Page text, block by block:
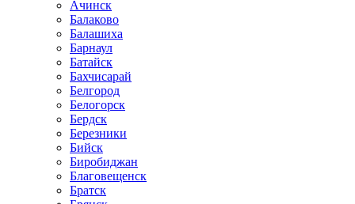
Ачинск
Балаково
Балашиха
Барнаул
Батайск
Бахчисарай
Белгород
Белогорск
Бердск
Березники
Бийск
Биробиджан
Благовещенск
Братск